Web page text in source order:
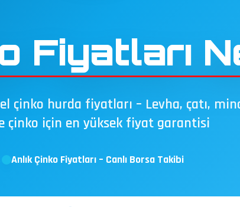
Fiyatları
çinko hurda fiyatları – Levha, çatı,
çinko için en yüksek fiyat garantisi
Anlık Çinko Fiyatları – Canlı Borsa Takibi